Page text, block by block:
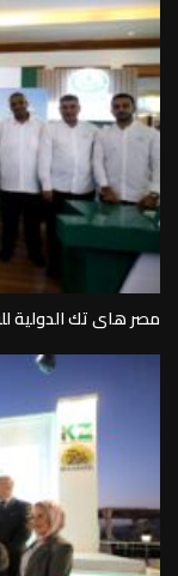
مصر هاى تك الدولية